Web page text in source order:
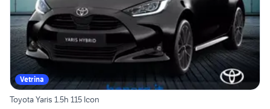
Vetrina
Toyota Yaris 1.5h 115 Icon